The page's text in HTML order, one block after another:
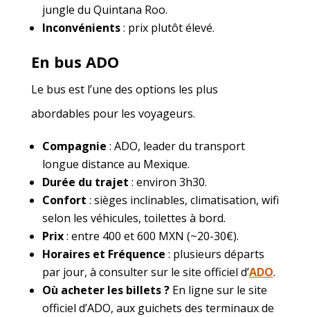
jungle du Quintana Roo.
Inconvénients: prix plutôt élevé.
En bus ADO
Le bus est l’une des options les plus
abordables pour les voyageurs.
Compagnie : ADO, leader du transport
longue distance au Mexique.
Durée du trajet : environ 3h30.
Confort : sièges inclinables, climatisation, wifi
selon les véhicules, toilettes à bord.
Prix: entre 400 et 600 MXN (~20-30€).
Horaires et Fréquence : plusieurs départs
par jour, à consulter sur le site officiel d’ADO.
Où acheter les billets ?En ligne sur le site
officiel d’ADO, aux guichets des terminaux de